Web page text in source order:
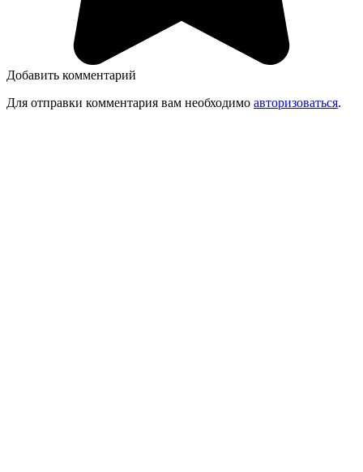
Добавить комментарий
Для отправки комментария вам необходимо авторизоваться.